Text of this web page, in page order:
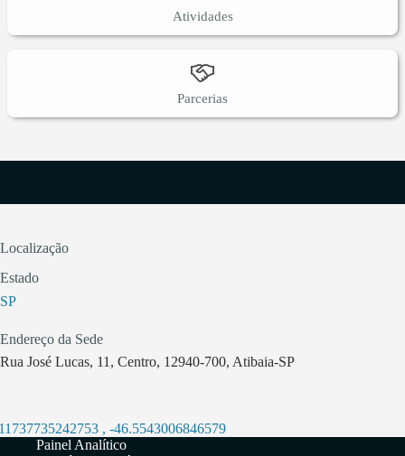
Atividades
Parcerias
Localização
Estado
SP
Endereço da Sede
Rua José Lucas, 11, Centro, 12940-700, Atibaia-SP
, -46.5543006846579
Painel Analítico